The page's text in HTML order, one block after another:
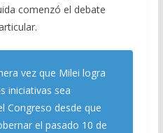
comenzó el debate
vez que Milei logra
iniciativas sea
Congreso desde que
el pasado 10 de